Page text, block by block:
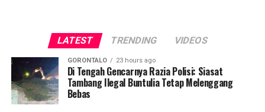
LATEST TRENDING VIDEOS
GORONTALO 23 hours ago
Di Tengah Gencarnya Razia Polisi: Siasat
Tambang Ilegal Buntulia Tetap Melenggang
Bebas